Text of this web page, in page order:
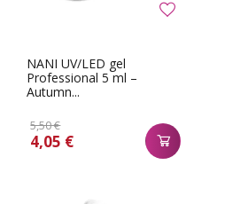
NANI UV/LED gel
Professional 5 ml –
Autumn...
5,50 €
4,05 €